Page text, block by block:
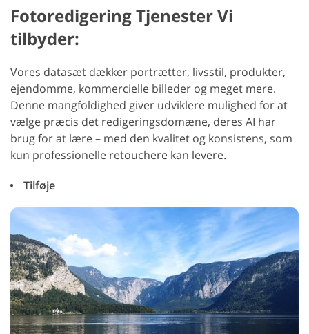
Fotoredigering Tjenester Vi
tilbyder:
Vores datasæt dækker portrætter, livsstil, produkter,
ejendomme, kommercielle billeder og meget mere.
Denne mangfoldighed giver udviklere mulighed for at
vælge præcis det redigeringsdomæne, deres AI har
brug for at lære – med den kvalitet og konsistens, som
kun professionelle retouchere kan levere.
Tilføje